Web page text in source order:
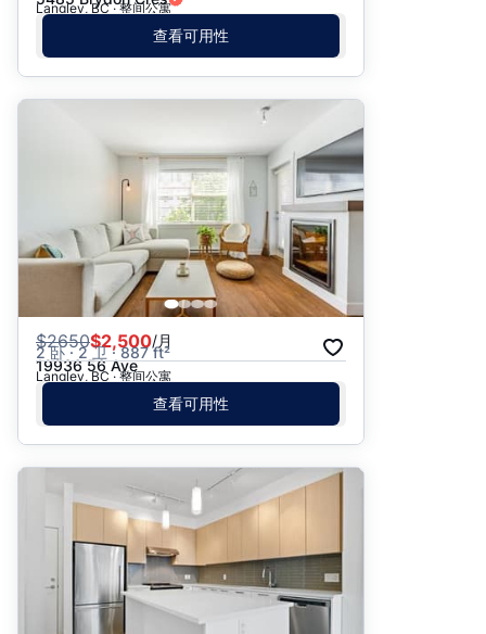
Langley, BC · 整间公寓
查看可用性
$2650$2,500/月
2 卧 · 2 卫 · 887 ft²
19936 56 Ave
Langley, BC · 整间公寓
查看可用性